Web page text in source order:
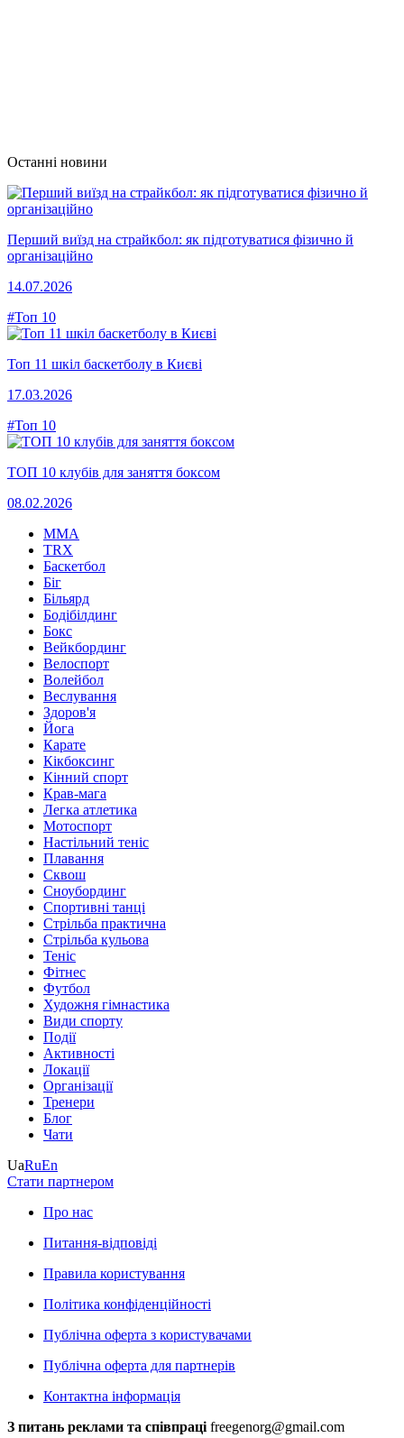
Останні новини
Перший виїзд на страйкбол: як підготуватися фізично й
організаційно
14.07.2026
#Топ 10
Топ 11 шкіл баскетболу в Києві
17.03.2026
#Топ 10
ТОП 10 клубів для заняття боксом
08.02.2026
MMA
TRX
Баскетбол
Біг
Більярд
Бодібілдинг
Бокс
Вейкбординг
Велоспорт
Волейбол
Веслування
Здоров'я
Йога
Карате
Кікбоксинг
Кінний спорт
Крав-мага
Легка атлетика
Мотоспорт
Настільний теніс
Плавання
Сквош
Сноубординг
Спортивні танці
Стрільба практична
Стрільба кульова
Теніс
Фітнес
Футбол
Художня гімнастика
Види спорту
Події
Активності
Локації
Організації
Тренери
Блог
Чати
UaRuEn
Стати партнером
Про нас
Питання-відповіді
Правила користування
Політика конфіденційності
Публічна оферта з користувачами
Публічна оферта для партнерів
Контактна інформація
З питань реклами та співпраці freegenorg@gmail.com